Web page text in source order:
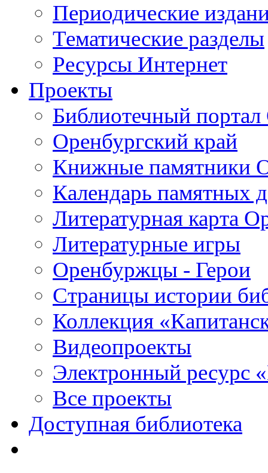
Периодические
Тематические разделы
Ресурсы Интернет
Проекты
Библиотечный портал
Оренбургский край
Книжные памятники
Календарь памятных
Литературная карта
Литературные игры
Оренбуржцы - Герои
Страницы истории
Коллекция
Видеопроекты
Электронный ресурс
Все проекты
Доступная библиотека